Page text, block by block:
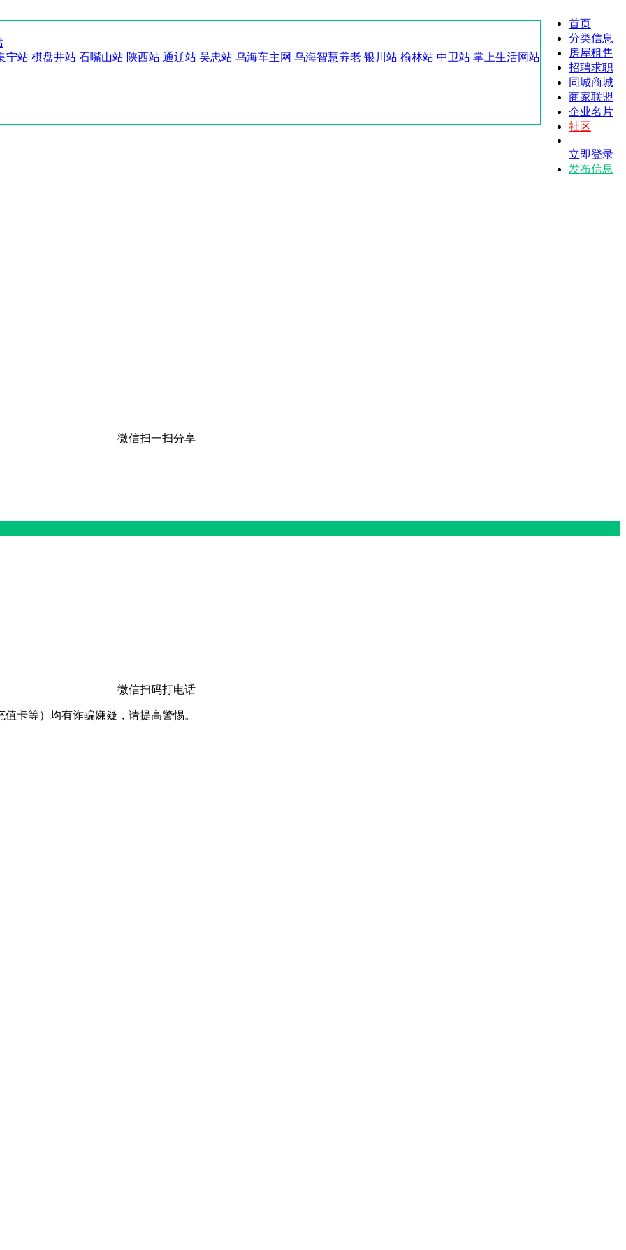
宁站 棋盘井站 石嘴山站 陕西站 通辽站 吴忠站 乌海车主网 乌海智慧养老 银川站 榆林站 中卫站 掌上生活网站
首页
分类信息
房屋租售
招聘求职
同城商城
商家联盟
企业名片
社区
立即登录
发布信息
微信扫一扫分享
微信扫码打电话
卡等）均有诈骗嫌疑，请提高警惕。